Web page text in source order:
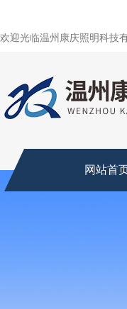
欢迎光临温州康庆照明科技
网站首